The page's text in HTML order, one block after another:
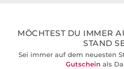
MÖCHTEST DU IMMER
STAND
Sei immer auf dem neuesten
Gutschein als